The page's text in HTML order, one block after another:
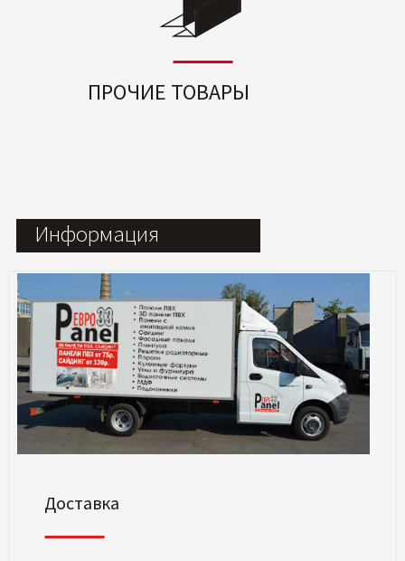
ПРОЧИЕ ТОВАРЫ
Информация
Доставка